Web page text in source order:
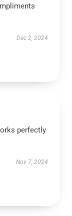
Dec 2, 2024
perfectly
Nov 7, 2024